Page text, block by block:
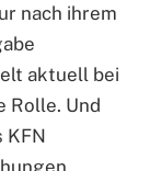
nach ihrem
aktuell bei
Rolle. Und
KFN